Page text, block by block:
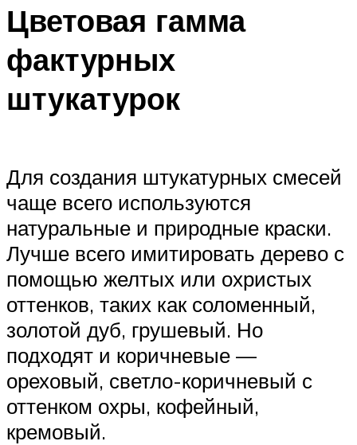
Цветовая гамма
фактурных
штукатурок
Для создания штукатурных смесей
чаще всего используются
натуральные и природные краски.
Лучше всего имитировать дерево с
помощью желтых или охристых
оттенков, таких как соломенный,
золотой дуб, грушевый. Но
подходят и коричневые —
ореховый, светло-коричневый с
оттенком охры, кофейный,
кремовый.